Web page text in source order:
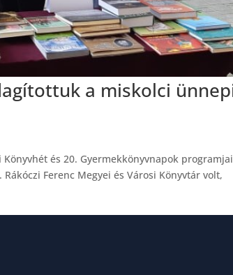
a miskolci
és 20. Gyermekkönyvnapok
Ferenc Megyei és Városi Könyvtár volt,